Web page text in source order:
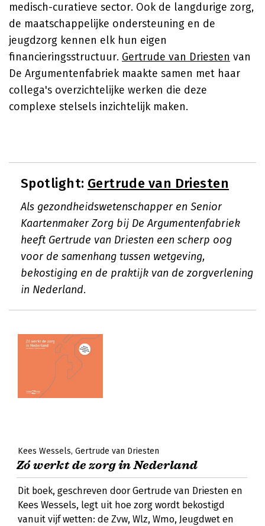
medisch-curatieve sector. Ook de langdurige zorg,
de maatschappelijke ondersteuning en de
jeugdzorg kennen elk hun eigen
financieringsstructuur. Gertrude van Driesten van
De Argumentenfabriek maakte samen met haar
collega's overzichtelijke werken die deze
complexe stelsels inzichtelijk maken.
Spotlight: Gertrude van Driesten
Als gezondheidswetenschapper en Senior
Kaartenmaker Zorg bij De Argumentenfabriek
heeft Gertrude van Driesten een scherp oog
voor de samenhang tussen wetgeving,
bekostiging en de praktijk van de zorgverlening
in Nederland.
Kees Wessels Gertrude van Driesten
Zó werkt de zorg in Nederland
Dit boek, geschreven door Gertrude van Driesten en
Kees Wessels, legt uit hoe zorg wordt bekostigd
vanuit vijf wetten: de Zvw, Wlz, Wmo, Jeugdwet en